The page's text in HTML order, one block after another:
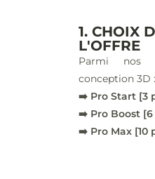
1. CHOIX
L'OFFRE
Parmi nos
conception 3D :
➡️ Pro Start [3
➡️ Pro Boost
➡️ Pro Max [10